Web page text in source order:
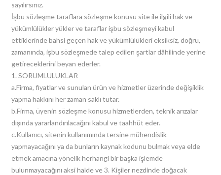
sayılırsınız.
İşbu sözleşme taraflara sözleşme konusu site ile ilgili hak ve
yükümlülükler yükler ve taraflar işbu sözleşmeyi kabul
ettiklerinde bahsi geçen hak ve yükümlülükleri eksiksiz, doğru,
zamanında, işbu sözleşmede talep edilen şartlar dâhilinde yerine
getireceklerini beyan ederler.
1. SORUMLULUKLAR
a.Firma, fiyatlar ve sunulan ürün ve hizmetler üzerinde değişiklik
yapma hakkını her zaman saklı tutar.
b.Firma, üyenin sözleşme konusu hizmetlerden, teknik arızalar
dışında yararlandırılacağını kabul ve taahhüt eder.
c.Kullanıcı, sitenin kullanımında tersine mühendislik
yapmayacağını ya da bunların kaynak kodunu bulmak veya elde
etmek amacına yönelik herhangi bir başka işlemde
bulunmayacağını aksi halde ve 3. Kişiler nezdinde doğacak